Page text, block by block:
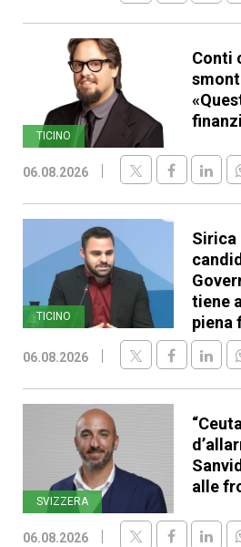
TICINO
Conti
06.08.2026
TICINO
Sirica
tiene
piena
06.08.2026
SVIZZERA
alle
06.08.2026